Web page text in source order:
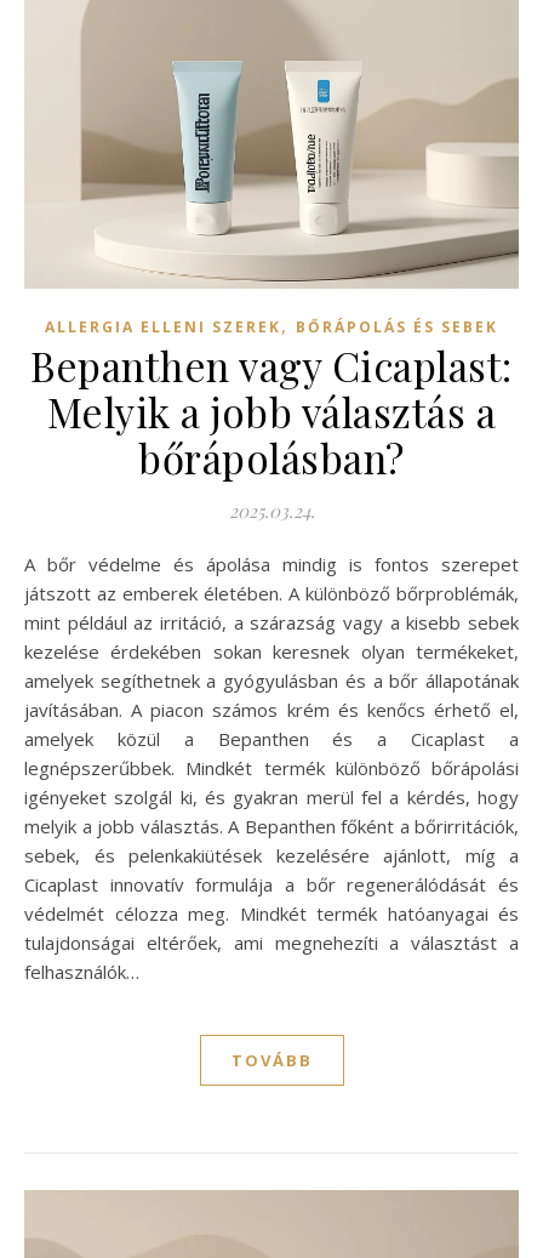
ALLERGIA ELLENI SZEREK, BŐRÁPOLÁS ÉS SEBEK
Bepanthen vagy Cicaplast:
Melyik a jobb választás a
bőrápolásban?
2025.03.24.
A bőr védelme és ápolása mindig is fontos szerepet
játszott az emberek életében. A különböző bőrproblémák,
mint például az irritáció, a szárazság vagy a kisebb sebek
kezelése érdekében sokan keresnek olyan termékeket,
amelyek segíthetnek a gyógyulásban és a bőr állapotának
javításában. A piacon számos krém és kenőcs érhető el,
amelyek közül a Bepanthen és a Cicaplast a
legnépszerűbbek. Mindkét termék különböző bőrápolási
igényeket szolgál ki, és gyakran merül fel a kérdés, hogy
melyik a jobb választás. A Bepanthen főként a bőrirritációk,
sebek, és pelenkakiütések kezelésére ajánlott, míg a
Cicaplast innovatív formulája a bőr regenerálódását és
védelmét célozza meg. Mindkét termék hatóanyagai és
tulajdonságai eltérőek, ami megnehezíti a választást a
felhasználók…
TOVÁBB